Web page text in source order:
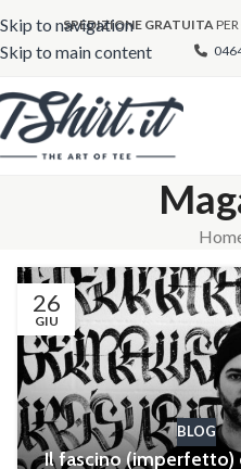
Skip to navigation
Skip to main content
SPEDIZIONE GRATUITA
26
GIU
BLOG
Il fascino